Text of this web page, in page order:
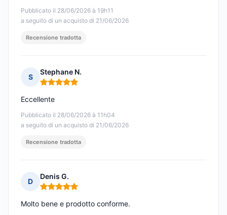
Pubblicato il 28/06/2026 à 19h11
a seguito di un acquisto di 21/06/2026
Recensione tradotta
S
Stephane N.
Nota: 5 su 5
Pubblicato il 28/06/2026 à 11h04
a seguito di un acquisto di 21/06/2026
Eccellente
Recensione tradotta
D
Denis G.
Nota: 5 su 5
Molto bene e prodotto conforme.